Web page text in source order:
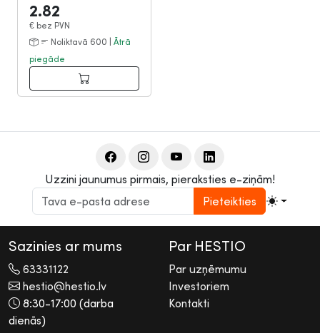
2.82
€ bez PVN
Noliktavā 600 | Ātrā
piegāde
Uzzini jaunumus pirmais, pieraksties e-ziņām!
Pieteikties
Sazinies ar mums
63331122
hestio@hestio.lv
8:30-17:00 (darba
dienās)
Par HESTIO
Par uzņēmumu
Investoriem
Kontakti